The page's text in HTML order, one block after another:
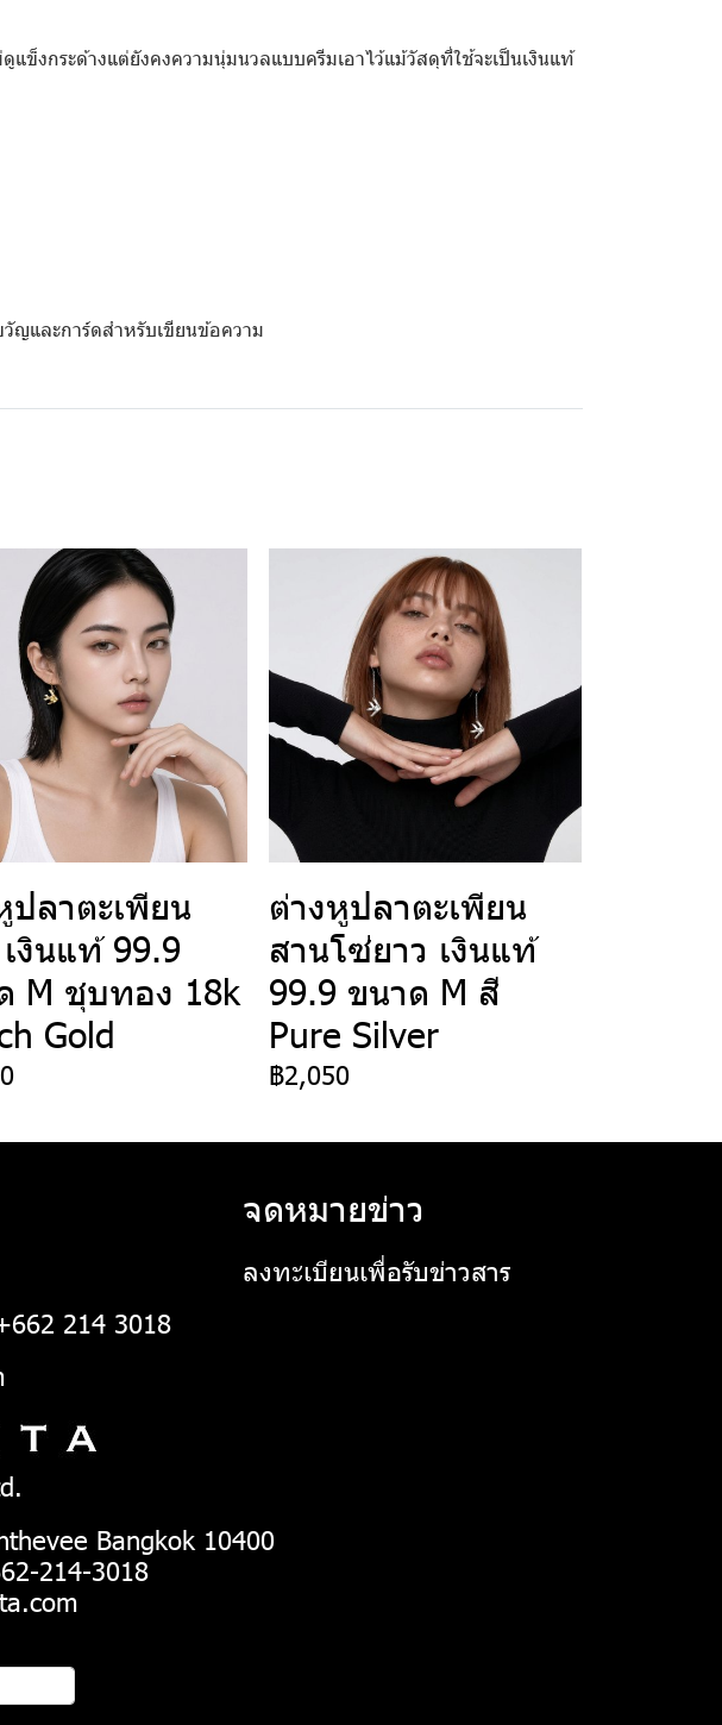
กระด้างแต่ยังคงความนุ่มนวลแบบครีมเอาไว้แม้วัสดุที่ใช้จะเป็นเงินแท้
ญและการ์ดสำหรับเขียนข้อความ
ปลาตะเพียน
งินแท้ 99.9
M ชุบทอง 18k
Gold
ต่างหูปลาตะเพียน
สานโซ่ยาว เงินแท้
99.9 ขนาด M สี
Pure Silver
฿2,050
214 3018
จดหมายข่าว
ลงทะเบียนเพื่อรับข่าวสาร
Bangkok 10400
214-3018